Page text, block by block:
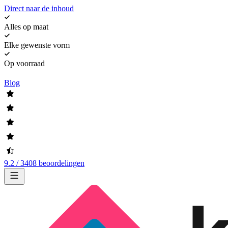
Direct naar de inhoud
Alles op maat
Elke gewenste vorm
Op voorraad
Blog
9.2 / 3408 beoordelingen